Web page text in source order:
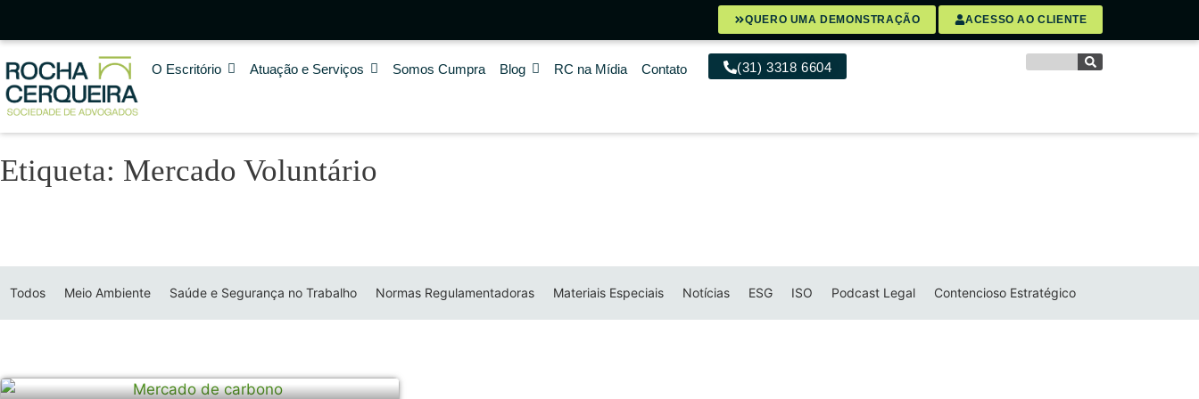
QUERO UMA DEMONSTRAÇÃO ACESSO AO CLIENTE
O Escritório Atuação e Serviços Somos Cumpra Blog RC na Mídia Contato (31) 3318 6604
Etiqueta: Mercado Voluntário
Todos Meio Ambiente Saúde e Segurança no Trabalho Normas Regulamentadoras Materiais Especiais Notícias ESG ISO Podcast Legal Contencioso Estratégico